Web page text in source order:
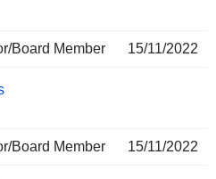
Board Member 15/11/2022
Board Member 15/11/2022